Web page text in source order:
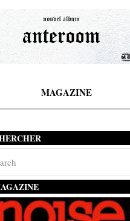
MAGAZINE